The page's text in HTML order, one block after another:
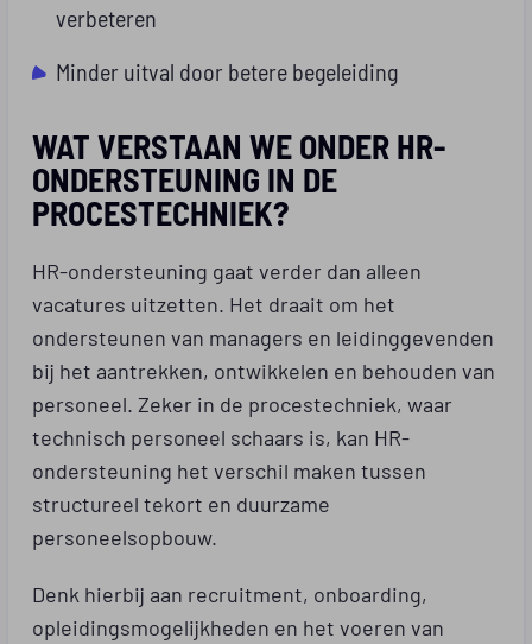
verbeteren
Minder uitval door betere begeleiding
WAT VERSTAAN WE ONDER HR-
ONDERSTEUNING IN DE
PROCESTECHNIEK?
HR-ondersteuning gaat verder dan alleen
vacatures uitzetten. Het draait om het
ondersteunen van managers en leidinggevenden
bij het aantrekken, ontwikkelen en behouden van
personeel. Zeker in de procestechniek, waar
technisch personeel schaars is, kan HR-
ondersteuning het verschil maken tussen
structureel tekort en duurzame
personeelsopbouw.
Denk hierbij aan recruitment, onboarding,
opleidingsmogelijkheden en het voeren van